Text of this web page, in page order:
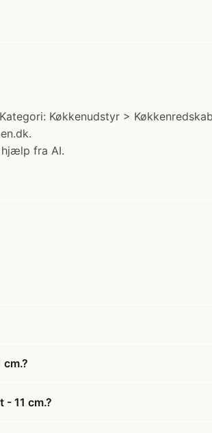
Køkkenudstyr >
fra AI.
11 cm.?